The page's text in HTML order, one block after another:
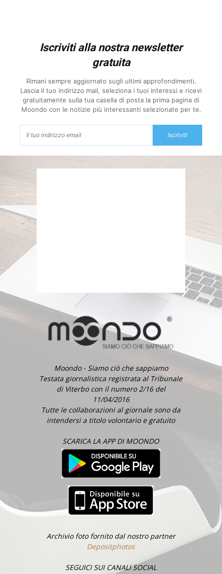
Iscriviti alla nostra newsletter
gratuita
Rimani sempre aggiornato sugli ultimi approfondimenti.
Lascia il tuo indirizzo mail, seleziona i tuoi interessi e ricevi
gratuitamente sulla tua casella di posta la prima pagina di
Moondo con le notizie più interessanti selezionate per te.
Iscriviti
Moondo - Siamo ciò che sappiamo
Testata giornalistica registrata al Tribunale
di Viterbo con il numero 2/16 del
11/04/2016
Tutte le collaborazioni al giornale sono da
intendersi a titolo volontario e gratuito
SCARICA LA APP DI MOONDO
Archivio foto fornito dal nostro partner
Depositphotos
SEGUICI SUI CANALI SOCIAL